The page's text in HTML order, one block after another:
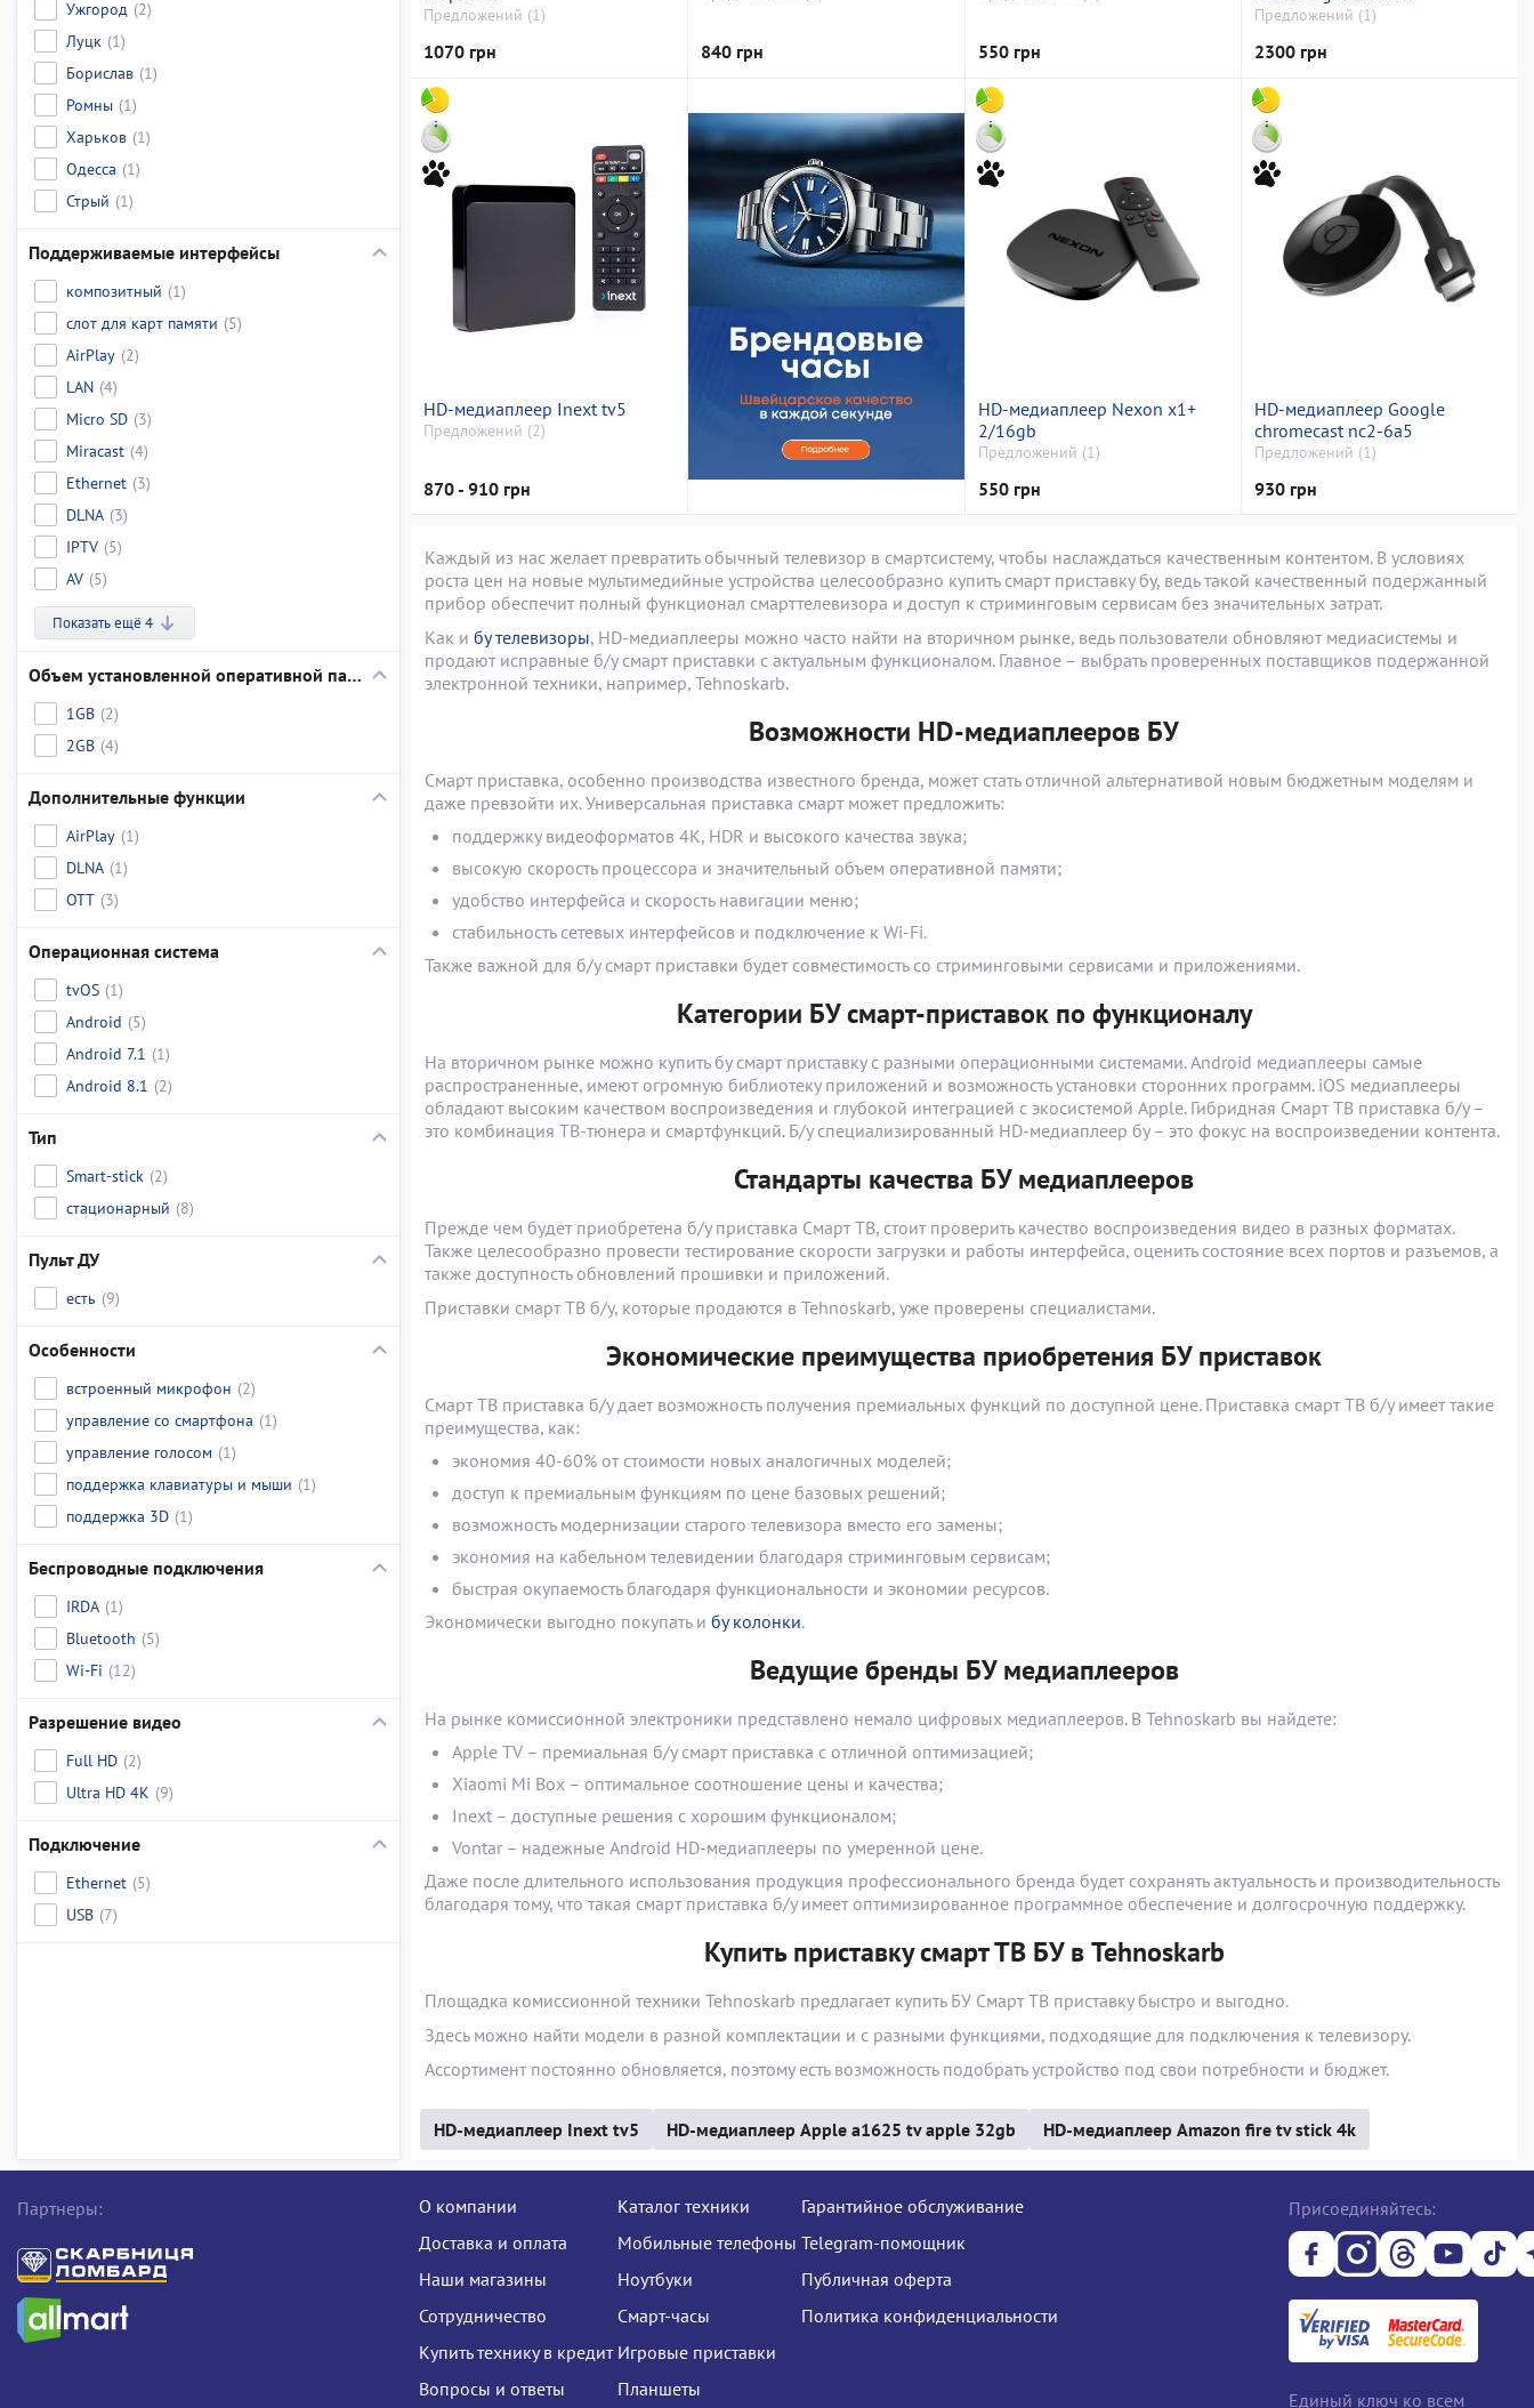
Ужгород (2)
Луцк (1)
Борислав (1)
Ромны (1)
Харьков (1)
Одесса (1)
Стрый (1)
Поддерживаемые интерфейсы
композитный (1)
слот для карт памяти (5)
AirPlay (2)
LAN (4)
Micro SD (3)
Miracast (4)
Ethernet (3)
DLNA (3)
IPTV (5)
AV (5)
Показать ещё 4
Объем установленной оперативной памяти
1GB (2)
2GB (4)
Дополнительные функции
AirPlay (1)
DLNA (1)
OTT (3)
Операционная система
tvOS (1)
Android (5)
Android 7.1 (1)
Android 8.1 (2)
Тип
Smart-stick (2)
стационарный (8)
Пульт ДУ
есть (9)
Особенности
встроенный микрофон (2)
управление со смартфона (1)
управление голосом (1)
поддержка клавиатуры и мыши (1)
поддержка 3D (1)
Беспроводные подключения
IRDA (1)
Bluetooth (5)
Wi-Fi (12)
Разрешение видео
Full HD (2)
Ultra HD 4K (9)
Подключение
Ethernet (5)
USB (7)
Предложений (1)
1070 грн 840 грн 550 грн
Предложений (1)
2300 грн
HD-медиаплеер Inext tv5
Предложений (2)
870 - 910 грн
HD-медиаплеер Nexon x1+
2/16gb
Предложений (1)
550 грн
HD-медиаплеер Google
chromecast nc2-6a5
Предложений (1)
930 грн
Каждый из нас желает превратить обычный телевизор в смартсистему, чтобы наслаждаться качественным контентом. В условиях
роста цен на новые мультимедийные устройства целесообразно купить смарт приставку бу, ведь такой качественный подержанный
прибор обеспечит полный функционал смарттелевизора и доступ к стриминговым сервисам без значительных затрат.
Как и бу телевизоры, HD-медиаплееры можно часто найти на вторичном рынке, ведь пользователи обновляют медиасистемы и
продают исправные б/у смарт приставки с актуальным функционалом. Главное – выбрать проверенных поставщиков подержанной
электронной техники, например, Tehnoskarb.
Возможности HD-медиаплееров БУ
Смарт приставка, особенно производства известного бренда, может стать отличной альтернативой новым бюджетным моделям и
даже превзойти их. Универсальная приставка смарт может предложить:
поддержку видеоформатов 4K, HDR и высокого качества звука;
высокую скорость процессора и значительный объем оперативной памяти;
удобство интерфейса и скорость навигации меню;
стабильность сетевых интерфейсов и подключение к Wi-Fi.
Также важной для б/у смарт приставки будет совместимость со стриминговыми сервисами и приложениями.
Категории БУ смарт-приставок по функционалу
На вторичном рынке можно купить бу смарт приставку с разными операционными системами. Android медиаплееры самые
распространенные, имеют огромную библиотеку приложений и возможность установки сторонних программ. iOS медиаплееры
обладают высоким качеством воспроизведения и глубокой интеграцией с экосистемой Apple. Гибридная Смарт ТВ приставка б/у –
это комбинация ТВ-тюнера и смартфункций. Б/у специализированный HD-медиаплеер бу – это фокус на воспроизведении контента.
Стандарты качества БУ медиаплееров
Прежде чем будет приобретена б/у приставка Смарт ТВ, стоит проверить качество воспроизведения видео в разных форматах.
Также целесообразно провести тестирование скорости загрузки и работы интерфейса, оценить состояние всех портов и разъемов, а
также доступность обновлений прошивки и приложений.
Приставки смарт ТВ б/у, которые продаются в Tehnoskarb, уже проверены специалистами.
Экономические преимущества приобретения БУ приставок
Смарт ТВ приставка б/у дает возможность получения премиальных функций по доступной цене. Приставка смарт ТВ б/у имеет такие
преимущества, как:
экономия 40-60% от стоимости новых аналогичных моделей;
доступ к премиальным функциям по цене базовых решений;
возможность модернизации старого телевизора вместо его замены;
экономия на кабельном телевидении благодаря стриминговым сервисам;
быстрая окупаемость благодаря функциональности и экономии ресурсов.
Экономически выгодно покупать и бу колонки.
Ведущие бренды БУ медиаплееров
На рынке комиссионной электроники представлено немало цифровых медиаплееров. В Tehnoskarb вы найдете:
Apple TV – премиальная б/у смарт приставка с отличной оптимизацией;
Xiaomi Mi Box – оптимальное соотношение цены и качества;
Inext – доступные решения с хорошим функционалом;
Vontar – надежные Android HD-медиаплееры по умеренной цене.
Даже после длительного использования продукция профессионального бренда будет сохранять актуальность и производительность
благодаря тому, что такая смарт приставка б/у имеет оптимизированное программное обеспечение и долгосрочную поддержку.
Купить приставку смарт ТВ БУ в Tehnoskarb
Площадка комиссионной техники Tehnoskarb предлагает купить БУ Смарт ТВ приставку быстро и выгодно.
Здесь можно найти модели в разной комплектации и с разными функциями, подходящие для подключения к телевизору.
Ассортимент постоянно обновляется, поэтому есть возможность подобрать устройство под свои потребности и бюджет.
HD-медиаплеер Inext tv5 HD-медиаплеер Apple a1625 tv apple 32gb HD-медиаплеер Amazon fire tv stick 4k
Партнеры:
О компании
Доставка и оплата
Наши магазины
Сотрудничество
Купить технику в кредит
Вопросы и ответы
Каталог техники
Мобильные телефоны
Ноутбуки
Смарт-часы
Игровые приставки
Планшеты
Гарантийное обслуживание
Telegram-помощник
Публичная оферта
Политика конфиденциальности
Присоединяйтесь:
Единый ключ ко всем